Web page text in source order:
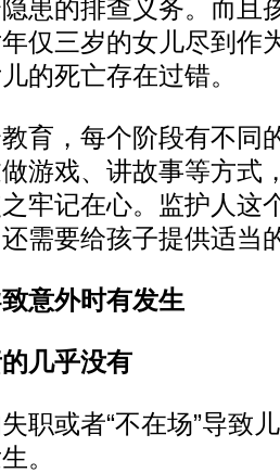
患的排查义务。而且
仅三岁的女儿尽到作
的死亡存在过错。
，每个阶段有不同
游戏、讲故事等方式
牢记在心。监护人这
需要给孩子提供适当
意外时有发生
几乎没有
或者“不在场”导致
。